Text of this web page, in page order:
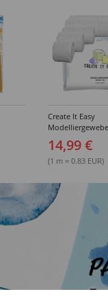
Create It Easy
Gipsbinden, 8cm
3m lang, 6 Stück
14,99 €
(1 m = 0.83 EUR)